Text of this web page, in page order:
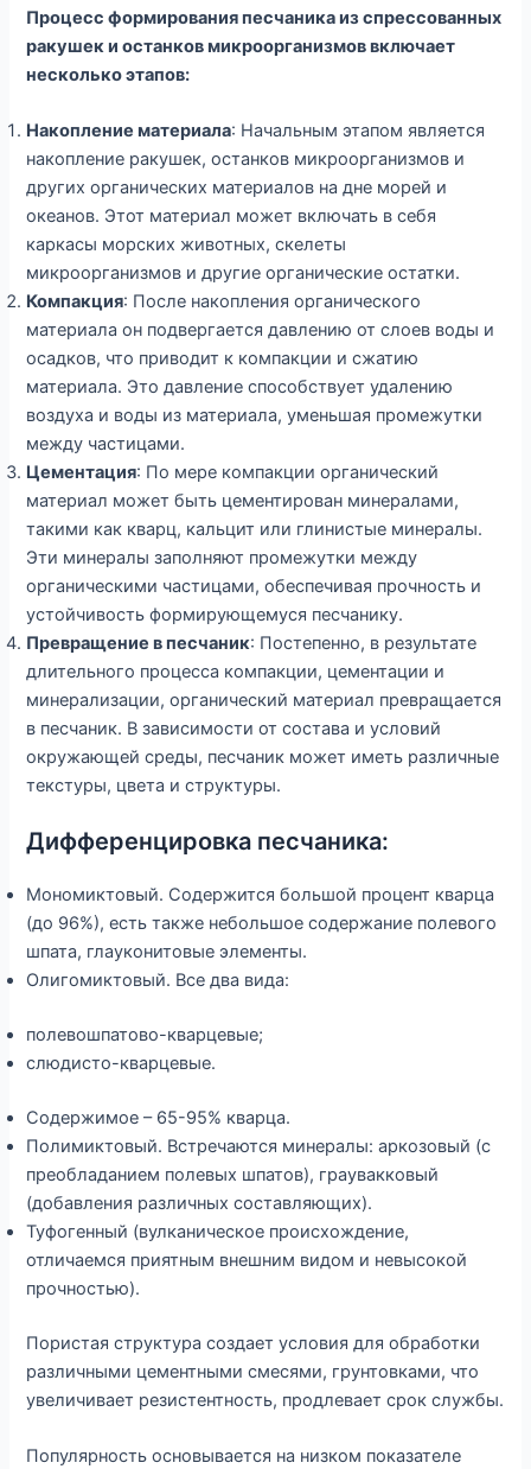
Процесс формирования песчаника из спрессованных
ракушек и останков микроорганизмов включает
несколько этапов:
Накопление материала: Начальным этапом является
накопление ракушек, останков микроорганизмов и
других органических материалов на дне морей и
океанов. Этот материал может включать в себя
каркасы морских животных, скелеты
микроорганизмов и другие органические остатки.
Компакция: После накопления органического
материала он подвергается давлению от слоев воды и
осадков, что приводит к компакции и сжатию
материала. Это давление способствует удалению
воздуха и воды из материала, уменьшая промежутки
между частицами.
Цементация: По мере компакции органический
материал может быть цементирован минералами,
такими как кварц, кальцит или глинистые минералы.
Эти минералы заполняют промежутки между
органическими частицами, обеспечивая прочность и
устойчивость формирующемуся песчанику.
Превращение в песчаник: Постепенно, в результате
длительного процесса компакции, цементации и
минерализации, органический материал превращается
в песчаник. В зависимости от состава и условий
окружающей среды, песчаник может иметь различные
текстуры, цвета и структуры.
Дифференцировка песчаника:
Мономиктовый. Содержится большой процент кварца
(до 96%), есть также небольшое содержание полевого
шпата, глауконитовые элементы.
Олигомиктовый. Все два вида:
полевошпатово-кварцевые;
слюдисто-кварцевые.
Содержимое – 65-95% кварца.
Полимиктовый. Встречаются минералы: аркозовый (с
преобладанием полевых шпатов), граувакковый
(добавления различных составляющих).
Туфогенный (вулканическое происхождение,
отличаемся приятным внешним видом и невысокой
прочностью).
Пористая структура создает условия для обработки
различными цементными смесями, грунтовками, что
увеличивает резистентность, продлевает срок службы.
Популярность основывается на низком показателе